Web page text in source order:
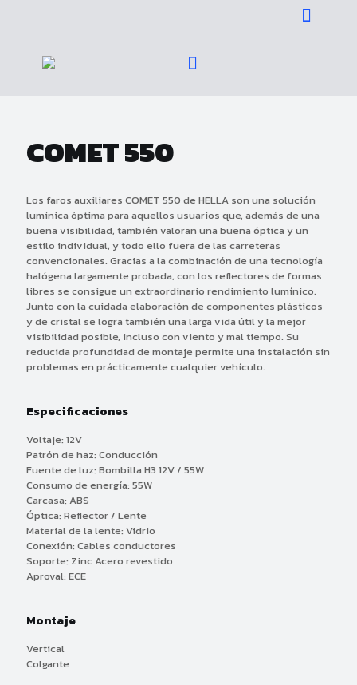
COMET 550
Los faros auxiliares COMET 550 de HELLA son una solución
lumínica óptima para aquellos usuarios que, además de una
buena visibilidad, también valoran una buena óptica y un
estilo individual, y todo ello fuera de las carreteras
convencionales. Gracias a la combinación de una tecnología
halógena largamente probada, con los reflectores de formas
libres se consigue un extraordinario rendimiento lumínico.
Junto con la cuidada elaboración de componentes plásticos
y de cristal se logra también una larga vida útil y la mejor
visibilidad posible, incluso con viento y mal tiempo. Su
reducida profundidad de montaje permite una instalación sin
problemas en prácticamente cualquier vehículo.
Especificaciones
Voltaje: 12V
Patrón de haz: Conducción
Fuente de luz: Bombilla H3 12V / 55W
Consumo de energía: 55W
Carcasa: ABS
Óptica: Reflector / Lente
Material de la lente: Vidrio
Conexión: Cables conductores
Soporte: Zinc Acero revestido
Aproval: ECE
Montaje
Vertical
Colgante